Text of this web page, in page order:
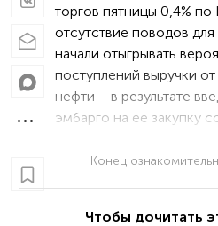
торгов пятницы 0,4%
отсутствие поводов
начали отыгрывать
поступлений выручки
нефти – в результате
эмбарго на ее закупку
Конец
Чтобы дочитать